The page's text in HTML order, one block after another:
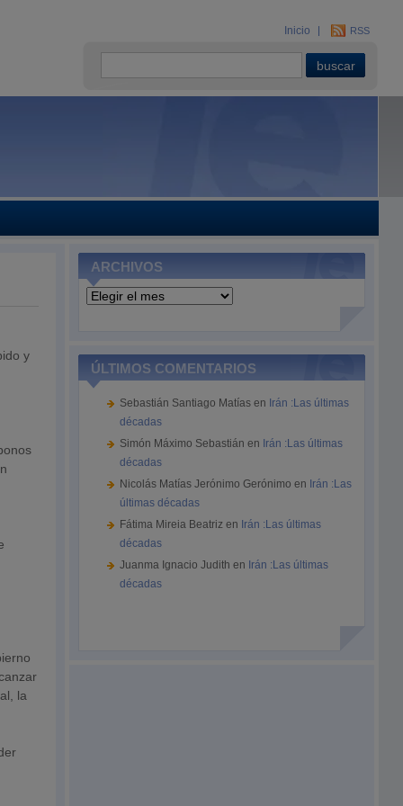
Inicio RSS
y
la
ARCHIVOS
Archivos
ÚLTIMOS COMENTARIOS
Sebastián Santiago Matías en Irán :Las últimas
décadas
Simón Máximo Sebastián en Irán :Las últimas
décadas
Nicolás Matías Jerónimo Gerónimo en Irán :Las
últimas décadas
Fátima Mireia Beatriz en Irán :Las últimas
décadas
Juanma Ignacio Judith en Irán :Las últimas
décadas